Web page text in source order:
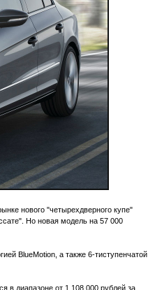
нового "четырехдверного купе"
Но новая модель на 57 000
BlueMotion, а также 6-тиступенчатой
в диапазоне от 1 108 000 рублей за